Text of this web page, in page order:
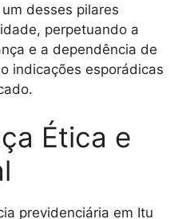
desses pilares
perpetuando a
e a dependência de
indicações esporádicas
Ética e
previdenciária em Itu